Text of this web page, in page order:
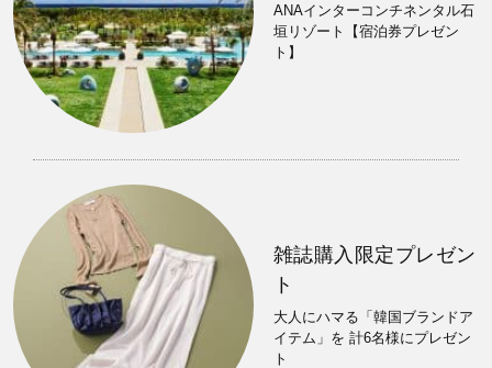
ANAインターコンチネンタル石
垣リゾート【宿泊券プレゼン
ト】
雑誌購入限定プレゼン
ト
大人にハマる「韓国ブランドア
イテム」を 計6名様にプレゼン
ト